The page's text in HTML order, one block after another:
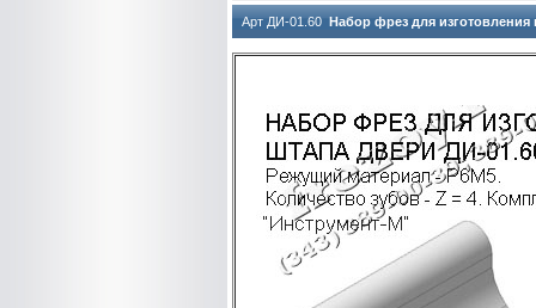
Арт ДИ-01.60 Набор фрез для изготовления